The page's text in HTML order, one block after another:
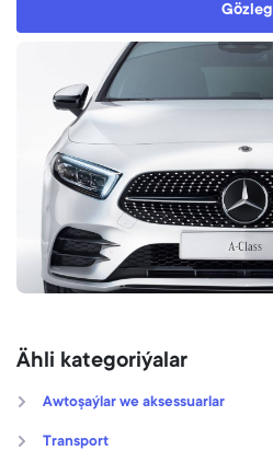
Gözleg
Ähli kategoriýalar
Awtoşaýlar we aksessuarlar
Transport